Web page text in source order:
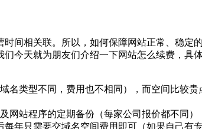
间相关联。所以，如何保障网站正常、稳
今天就为朋友们介绍一下网站怎么续费，具
名类型不同，费用也不相同），而空间比较
网站程序的定期备份（每家公司报价都不同）
年只需要交域名空间费用即可（如果自己